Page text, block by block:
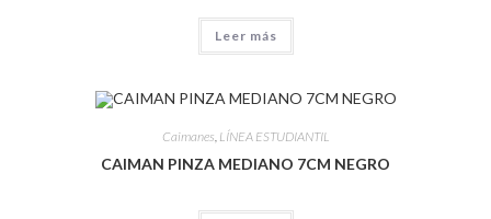
Leer más
Caimanes, LÍNEA ESTUDIANTIL
CAIMAN PINZA MEDIANO 7CM NEGRO